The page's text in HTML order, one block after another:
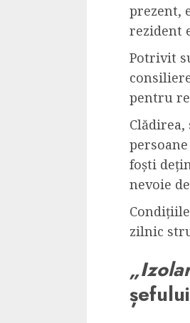
prezent,
rezident
Potrivit
pentru
foști
nevoie
zilnic